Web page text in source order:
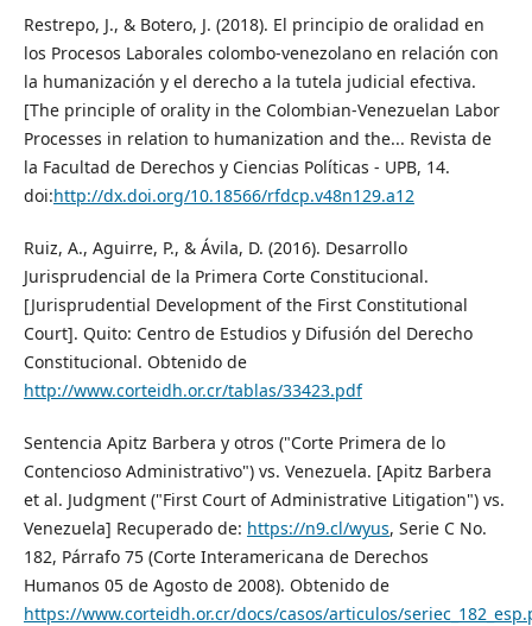
Restrepo, J., & Botero, J. (2018). El principio de oralidad en
los Procesos Laborales colombo-venezolano en relación con
la humanización y el derecho a la tutela judicial efectiva.
[The principle of orality in the Colombian-Venezuelan Labor
Processes in relation to humanization and the... Revista de
la Facultad de Derechos y Ciencias Políticas - UPB, 14.
doi:http://dx.doi.org/10.18566/rfdcp.v48n129.a12
Ruiz, A., Aguirre, P., & Ávila, D. (2016). Desarrollo
Jurisprudencial de la Primera Corte Constitucional.
[Jurisprudential Development of the First Constitutional
Court]. Quito: Centro de Estudios y Difusión del Derecho
Constitucional. Obtenido de
http://www.corteidh.or.cr/tablas/33423.pdf
Sentencia Apitz Barbera y otros ("Corte Primera de lo
Contencioso Administrativo") vs. Venezuela. [Apitz Barbera
et al. Judgment ("First Court of Administrative Litigation") vs.
Venezuela] Recuperado de: https://n9.cl/wyus, Serie C No.
182, Párrafo 75 (Corte Interamericana de Derechos
Humanos 05 de Agosto de 2008). Obtenido de
https://www.corteidh.or.cr/docs/casos/articulos/